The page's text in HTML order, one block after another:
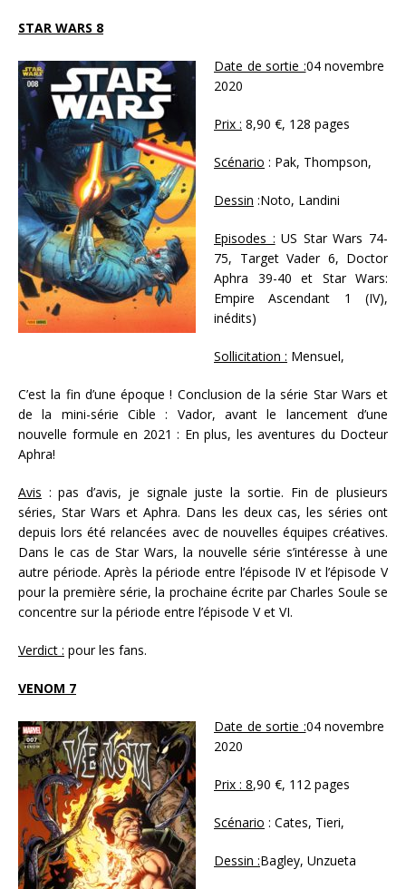
STAR WARS 8
Date de sortie :04 novembre
2020
Prix : 8,90 €, 128 pages
Scénario : Pak, Thompson,
Dessin :Noto, Landini
Episodes : US Star Wars 74-
75, Target Vader 6, Doctor
Aphra 39-40 et Star Wars:
Empire Ascendant 1 (IV),
inédits)
Sollicitation : Mensuel,
C’est la fin d’une époque ! Conclusion de la série Star Wars et
de la mini-série Cible : Vador, avant le lancement d’une
nouvelle formule en 2021 : En plus, les aventures du Docteur
Aphra!
Avis : pas d’avis, je signale juste la sortie. Fin de plusieurs
séries, Star Wars et Aphra. Dans les deux cas, les séries ont
depuis lors été relancées avec de nouvelles équipes créatives.
Dans le cas de Star Wars, la nouvelle série s’intéresse à une
autre période. Après la période entre l’épisode IV et l’épisode V
pour la première série, la prochaine écrite par Charles Soule se
concentre sur la période entre l’épisode V et VI.
Verdict : pour les fans.
VENOM 7
Date de sortie :04 novembre
2020
Prix : 8,90 €, 112 pages
Scénario : Cates, Tieri,
Dessin :Bagley, Unzueta